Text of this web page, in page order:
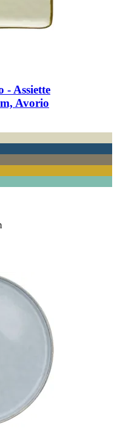
-​ Assiette
Avorio